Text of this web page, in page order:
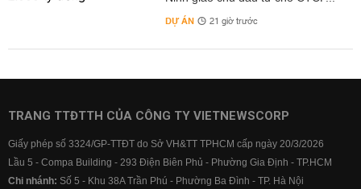
DỰ ÁN 21 giờ trước
TRANG TTĐTTH CỦA CÔNG TY VIETNEWSCORP
Giấy phép số 3324/GP-TTĐT do Sở VH&TT TPHCM cấp ngày 20/3/2026
Lầu 5 - Compa Building - 293 Điện Biên Phủ - Phường Gia Định - TP.HCM
Chi nhánh: Số 5 - Khu 38A Trần Phú - Phường Ba Đình - TP. Hà Nội